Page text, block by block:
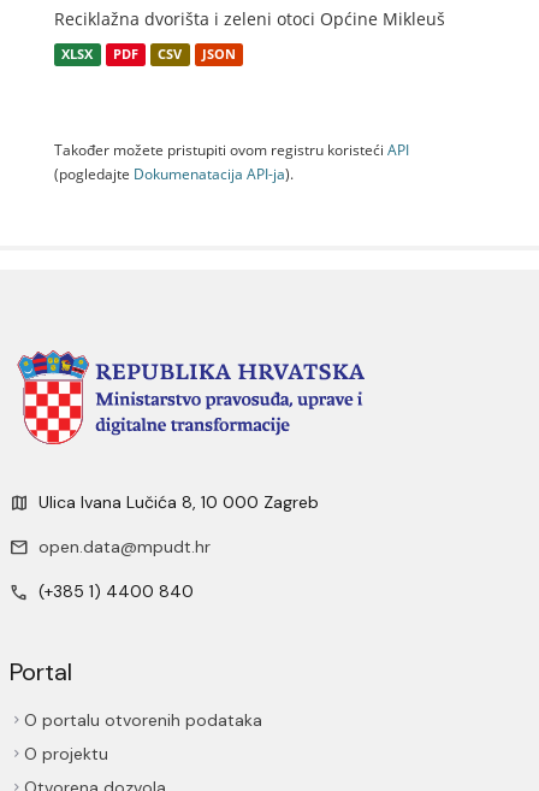
Reciklažna dvorišta i zeleni otoci Općine Mikleuš
XLSX PDF CSV JSON
Također možete pristupiti ovom registru koristeći API
(pogledajte Dokumenаtаcijа API-jа).